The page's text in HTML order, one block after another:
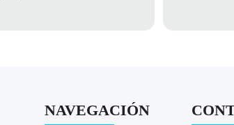
NAVEGACIÓN